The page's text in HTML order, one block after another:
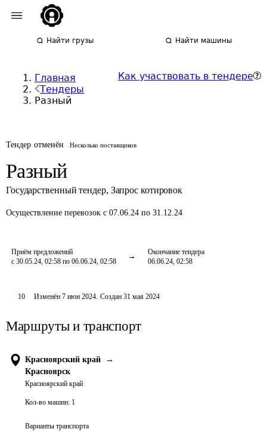
Найти грузы Найти машины
Главная
Тендеры
Разный
Как участвовать в тендере
Тендер отменён Несколько поставщиков
Разный
Государственный тендер, Запрос котировок
Осуществление перевозок с 07.06.24 по 31.12.24
Приём предложений
с 30.05.24, 02:58 по 06.06.24, 02:58
Окончание тендера
06.06.24, 02:58
10 Изменён7 июн 2024. Создан 31 мая 2024
Маршруты и транспорт
Красноярский край
→
Красноярск
Красноярский край
Кол-во машин: 1
Варианты транспорта